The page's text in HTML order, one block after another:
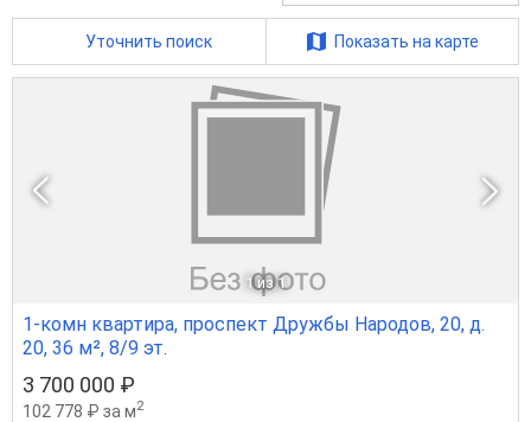
Уточнить поиск Показать на карте
1 из 1
1-комн квартира, проспект Дружбы Народов, 20, д.
20, 36 м², 8/9 эт.
3 700 000 ₽
102 778 ₽ за м2